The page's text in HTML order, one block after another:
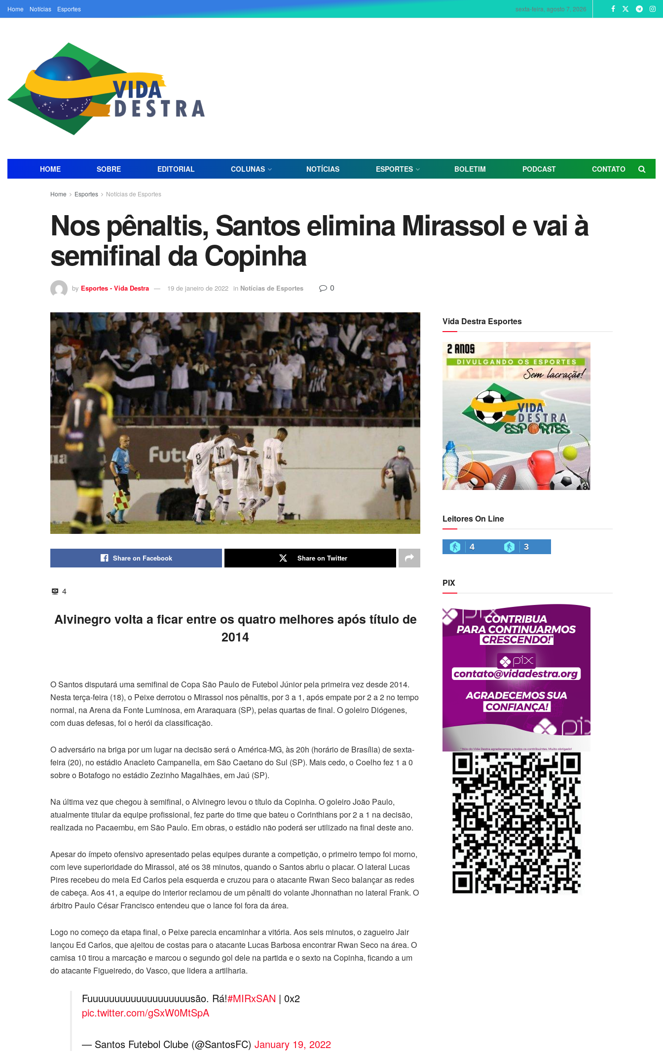
Home Notícias Esportes sexta-feira, agosto 7, 2026
HOME SOBRE EDITORIAL COLUNAS NOTÍCIAS ESPORTES BOLETIM PODCAST CONTATO
Home Esportes Notícias de Esportes
Nos pênaltis, Santos elimina Mirassol e vai à
semifinal da Copinha
by Esportes - Vida Destra 19 de janeiro de 2022 in Notícias de Esportes 0
Share on Facebook Share on Twitter
4
Alvinegro volta a ficar entre os quatro melhores após título de
2014
O Santos disputará uma semifinal de Copa São Paulo de Futebol Júnior pela primeira vez desde 2014.
Nesta terça-feira (18), o Peixe derrotou o Mirassol nos pênaltis, por 3 a 1, após empate por 2 a 2 no tempo
normal, na Arena da Fonte Luminosa, em Araraquara (SP), pelas quartas de final. O goleiro Diógenes,
com duas defesas, foi o herói da classificação.
O adversário na briga por um lugar na decisão será o América-MG, às 20h (horário de Brasília) de sexta-
feira (20), no estádio Anacleto Campanella, em São Caetano do Sul (SP). Mais cedo, o Coelho fez 1 a 0
sobre o Botafogo no estádio Zezinho Magalhães, em Jaú (SP).
Na última vez que chegou à semifinal, o Alvinegro levou o título da Copinha. O goleiro João Paulo,
atualmente titular da equipe profissional, fez parte do time que bateu o Corinthians por 2 a 1 na decisão,
realizada no Pacaembu, em São Paulo. Em obras, o estádio não poderá ser utilizado na final deste ano.
Apesar do ímpeto ofensivo apresentado pelas equipes durante a competição, o primeiro tempo foi morno,
com leve superioridade do Mirassol, até os 38 minutos, quando o Santos abriu o placar. O lateral Lucas
Pires recebeu do meia Ed Carlos pela esquerda e cruzou para o atacante Rwan Seco balançar as redes
de cabeça. Aos 41, a equipe do interior reclamou de um pênalti do volante Jhonnathan no lateral Frank. O
árbitro Paulo César Francisco entendeu que o lance foi fora da área.
Logo no começo da etapa final, o Peixe parecia encaminhar a vitória. Aos seis minutos, o zagueiro Jair
lançou Ed Carlos, que ajeitou de costas para o atacante Lucas Barbosa encontrar Rwan Seco na área. O
camisa 10 tirou a marcação e marcou o segundo gol dele na partida e o sexto na Copinha, ficando a um
do atacante Figueiredo, do Vasco, que lidera a artilharia.
Fuuuuuuuuuuuuuuuuuuusão. Rá!#MIRxSAN | 0x2
pic.twitter.com/gSxW0MtSpA
— Santos Futebol Clube (@SantosFC) January 19, 2022
Vida Destra Esportes
Leitores On Line
4 3
PIX